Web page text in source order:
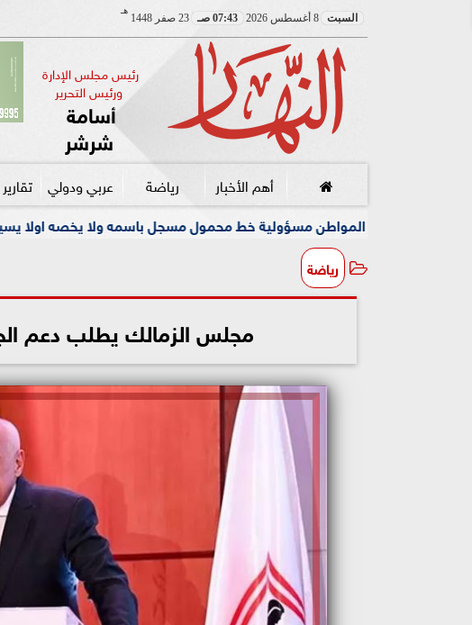
السبت 8 أغسطس 2026 07:43 صـ 23 صفر 1448
هـ
رئيس مجلس الإدارة
ورئيس التحرير
أسامة
شرشر
أهم الأخبار رياضة عربي ودولي
مسؤولية خط محمول مسجل باسمه ولا يخصه اولا يسيطر عليه
رياضة
مجلس الزمالك يطلب دعم